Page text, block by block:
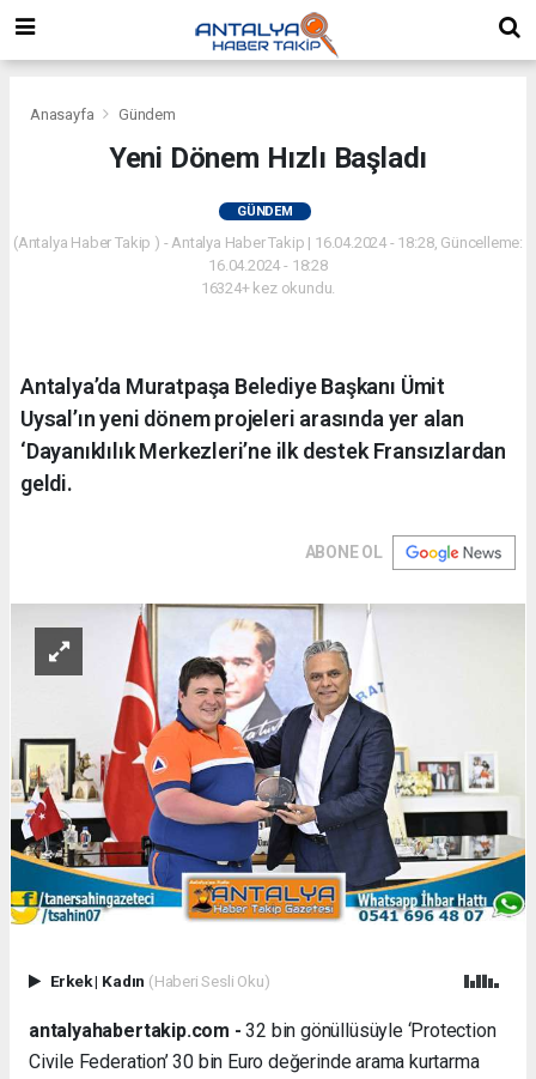
Anasayfa Gündem
Yeni Dönem Hızlı Başladı
GÜNDEM
(Antalya Haber Takip ) - Antalya Haber Takip | 16.04.2024 - 18:28, Güncelleme:
16.04.2024 - 18:28
16324+ kez okundu.
Antalya’da Muratpaşa Belediye Başkanı Ümit
Uysal’ın yeni dönem projeleri arasında yer alan
‘Dayanıklılık Merkezleri’ne ilk destek Fransızlardan
geldi.
ABONE OL
Erkek| Kadın (Haberi Sesli Oku)
antalyahabertakip.com - 32 bin gönüllüsüyle ‘Protection
Civile Federation’ 30 bin Euro değerinde arama kurtarma